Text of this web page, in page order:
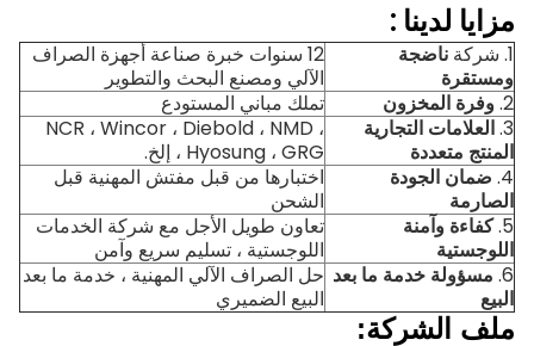
مزايا لدينا :
1. شركة
ناضجة
ومستقرة
12 سنوات خبرة صناعة أجهزة الصراف
الآلي ومصنع البحث والتطوير
2. وفرة المخزون
تملك مباني المستودع
3. العلامات التجارية
المنتج متعددة
NCR ، Wincor ، Diebold ، NMD ،
Hyosung ، GRG ، إلخ.
4. ضمان الجودة
الصارمة
اختبارها من قبل مفتش المهنية قبل
الشحن
5. كفاءة وآمنة
اللوجستية
تعاون طويل الأجل مع شركة الخدمات
اللوجستية ، تسليم سريع وآمن
6. مسؤولة خدمة ما بعد
البيع
حل الصراف الآلي المهنية ، خدمة ما بعد
البيع الضميري
ملف الشركة: